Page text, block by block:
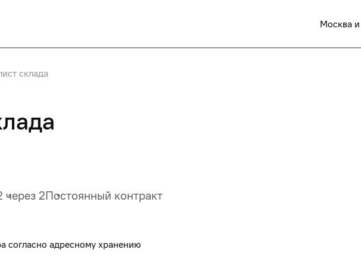
Москва
склада
через 2Постоянный контракт
согласно адресному хранению